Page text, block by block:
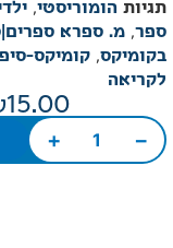
תגיות הומוריסטי,
ספר, מ. ספרא
בקומיקס, קומיקס-
לקריאה
15.00
−
+